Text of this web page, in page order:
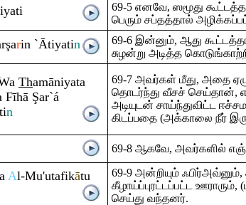
iyati
69-5 எனவே, ஸமூது
பெரும் சப்தத்தால்
şarin `Ātiyatin
69-6 இன்னும், ஆது
சுழன்று அடித்த
Thamāniyata
Fīhā Şar`á
n
69-7 அவர்கள் மீது, அதை
தொடர்ந்து வீசச் செய்தான்,
அடியுடன் சாய்ந்துவிட்ட
கிடப்பதை (அக்காலை நீர்
69-8 ஆகவே, அவர்களில்
Al-Mu'utafikātu
69-9 அன்றியும்
கீழாய்ப்புரட்டப்பட்ட
செய்து வந்தனர்.